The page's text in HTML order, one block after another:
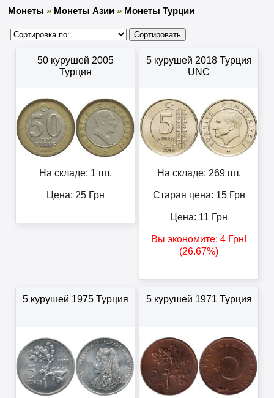
Монеты » Монеты Азии » Монеты Турции
50 курушей 2005
Турция
На складе: 1 шт.
Цена: 25Грн
5 курушей 2018 Турция
UNC
На складе: 269 шт.
Старая цена: 15Грн
Цена: 11 Грн
Вы экономите: 4 Грн!
(26.67%)
5 курушей 1975 Турция 5 курушей 1971 Турция